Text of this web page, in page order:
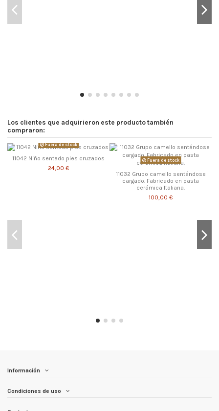
Los clientes que adquirieron este producto también
compraron:
Fuera de stock
11042 Niño sentado pies cruzados
24,00 €
Fuera de stock
11032 Grupo camello sentándose
cargado. Fabricado en pasta
cerámica Italiana.
100,00 €
Información
Condiciones de uso